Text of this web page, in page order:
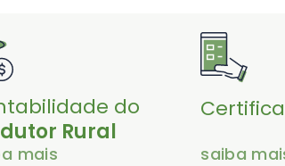
do
Rural
mais saiba